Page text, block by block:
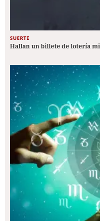
SUERTE
Hallan un billete de lotería